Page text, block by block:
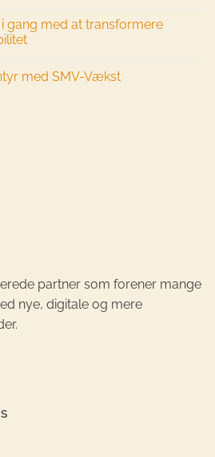
gang med at transformere
med SMV-Vækst
partner som forener mange
nye, digitale og mere